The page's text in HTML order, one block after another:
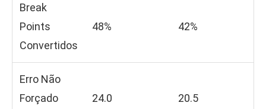
Break
Points
Convertidos
48% 42%
Erro Não
Forçado
24.0 20.5